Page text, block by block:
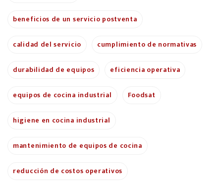
beneficios de un servicio postventa
calidad del servicio cumplimiento de normativas
durabilidad de equipos eficiencia operativa
equipos de cocina industrial Foodsat
higiene en cocina industrial
mantenimiento de equipos de cocina
reducción de costos operativos